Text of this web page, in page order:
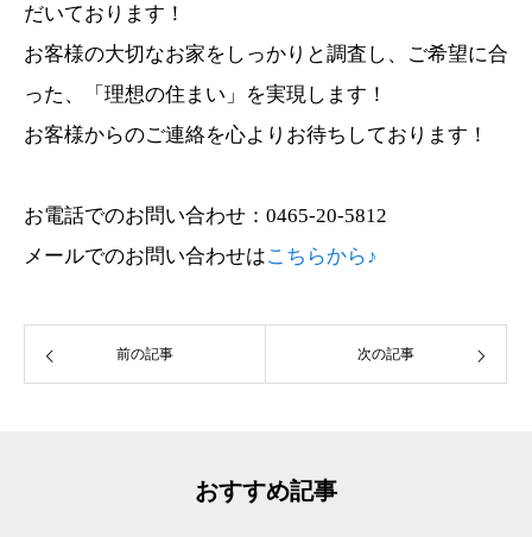
だいております！
お客様の大切なお家をしっかりと調査し、ご希望に合
った、「理想の住まい」を実現します！
お客様からのご連絡を心よりお待ちしております！
お電話でのお問い合わせ：0465-20-5812
メールでのお問い合わせはこちらから♪
前の記事 次の記事
おすすめ記事